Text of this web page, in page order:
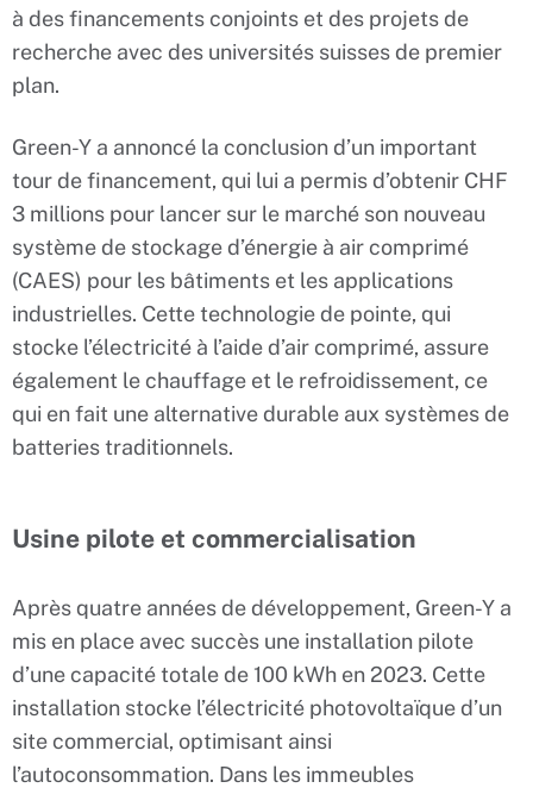
à des financements conjoints et des projets de
recherche avec des universités suisses de premier
plan.
Green-Y a annoncé la conclusion d’un important
tour de financement, qui lui a permis d’obtenir CHF
3 millions pour lancer sur le marché son nouveau
système de stockage d’énergie à air comprimé
(CAES) pour les bâtiments et les applications
industrielles. Cette technologie de pointe, qui
stocke l’électricité à l’aide d’air comprimé, assure
également le chauffage et le refroidissement, ce
qui en fait une alternative durable aux systèmes de
batteries traditionnels.
Usine pilote et commercialisation
Après quatre années de développement, Green-Y a
mis en place avec succès une installation pilote
d’une capacité totale de 100 kWh en 2023. Cette
installation stocke l’électricité photovoltaïque d’un
site commercial, optimisant ainsi
l’autoconsommation. Dans les immeubles